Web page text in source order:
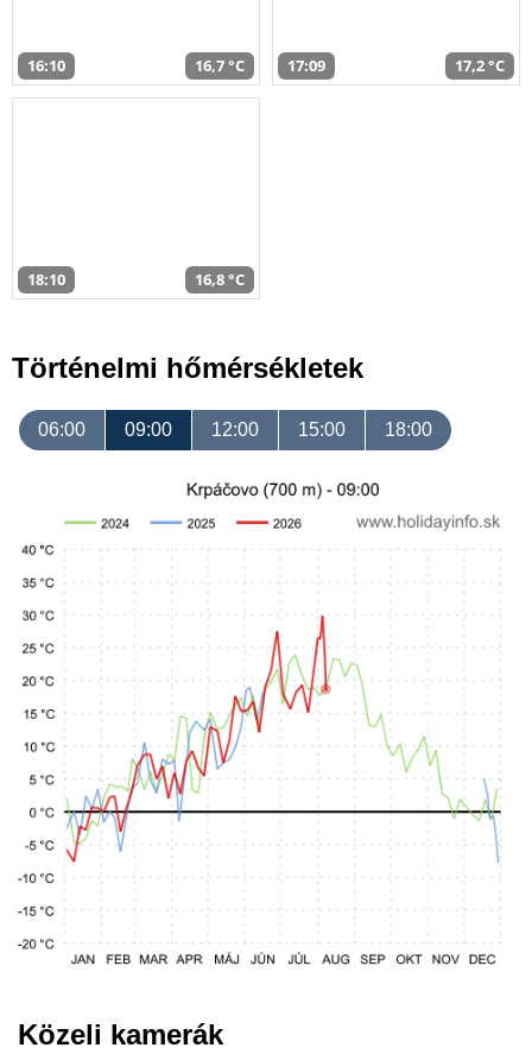
16:10 16,7 °C 17:09 17,2 °C
18:10 16,8 °C
Történelmi hőmérsékletek
06:00 09:00 12:00 15:00 18:00
Közeli kamerák